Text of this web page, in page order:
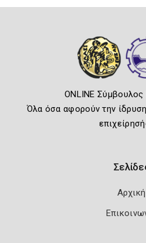
ONLINE Σύμβουλος
Όλα όσα αφορούν την ίδρυση
Αρχική